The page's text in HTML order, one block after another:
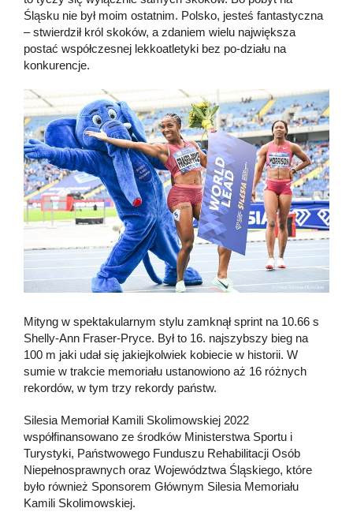
Śląsku nie był moim ostatnim. Polsko, jesteś fantastyczna
– stwierdził król skoków, a zdaniem wielu największa
postać współczesnej lekkoatletyki bez po-działu na
konkurencje.
Mityng w spektakularnym stylu zamknął sprint na 10.66 s
Shelly-Ann Fraser-Pryce. Był to 16. najszybszy bieg na
100 m jaki udał się jakiejkolwiek kobiecie w historii. W
sumie w trakcie memoriału ustanowiono aż 16 różnych
rekordów, w tym trzy rekordy państw.
Silesia Memoriał Kamili Skolimowskiej 2022
współfinansowano ze środków Ministerstwa Sportu i
Turystyki, Państwowego Funduszu Rehabilitacji Osób
Niepełnosprawnych oraz Województwa Śląskiego, które
było również Sponsorem Głównym Silesia Memoriału
Kamili Skolimowskiej.